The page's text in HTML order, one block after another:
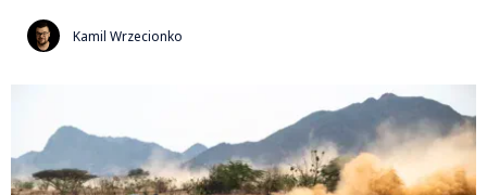
Kamil Wrzecionko